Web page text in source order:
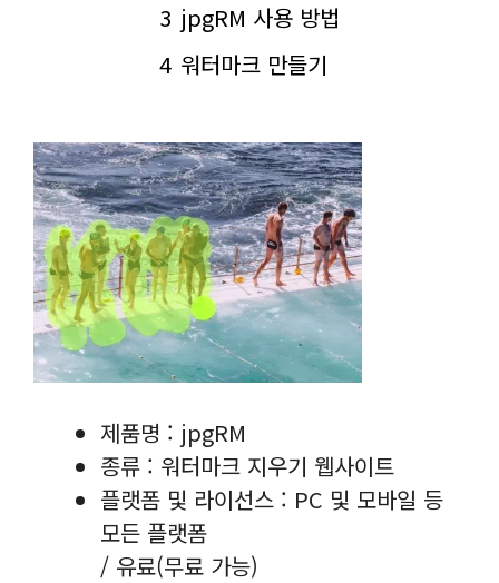
3 jpgRM 사용 방법
4 워터마크 만들기
제품명 : jpgRM
종류 : 워터마크 지우기 웹사이트
플랫폼 및 라이선스 : PC 및 모바일 등
모든 플랫폼
/ 유료(무료 가능)